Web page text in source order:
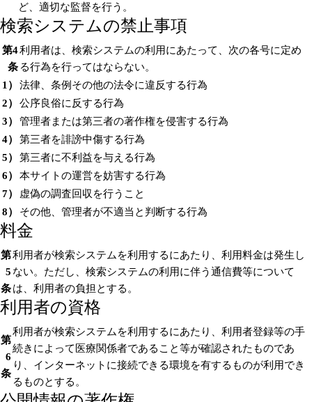
ど、適切な監督を行う。
検索システムの禁止事項
第4
条
利用者は、検索システムの利用にあたって、次の各号に定め
る行為を行ってはならない。
1）
法律、条例その他の法令に違反する行為
2）
公序良俗に反する行為
3）
管理者または第三者の著作権を侵害する行為
4）
第三者を誹謗中傷する行為
5）
第三者に不利益を与える行為
6）
本サイトの運営を妨害する行為
7）
虚偽の調査回収を行うこと
8）
その他、管理者が不適当と判断する行為
料金
第
5
条
利用者が検索システムを利用するにあたり、利用料金は発生し
ない。ただし、検索システムの利用に伴う通信費等について
は、利用者の負担とする。
利用者の資格
第
6
条
利用者が検索システムを利用するにあたり、利用者登録等の手
続きによって医療関係者であること等が確認されたものであ
り、インターネットに接続できる環境を有するものが利用でき
るものとする。